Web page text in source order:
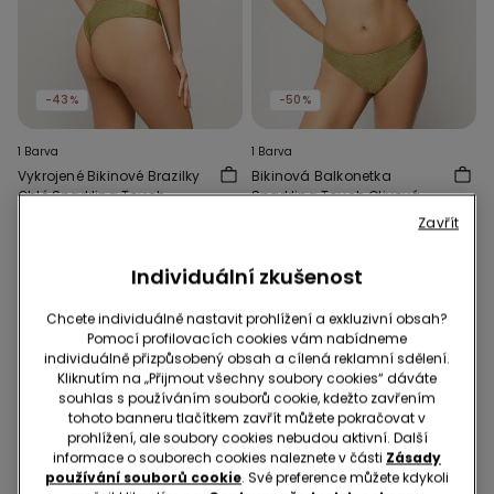
-43%
1 Barva
Vykrojené Bikinové Brazilky
Oblé Sparkling Touch
-50%
1 Barva
Bikinová Balkonetka
Sparkling Touch Olivová
-50%
Individuální zkušenost
Chcete individuálně nastavit prohlížení a exkluzivní obsah?
Pomocí profilovacích cookies vám nabídneme
individuálně přizpůsobený obsah a cílená reklamní sdělení.
Kliknutím na „Přijmout všechny soubory cookies“ dáváte
souhlas s používáním souborů cookie, kdežto zavřením
tohoto banneru tlačítkem zavřít můžete pokračovat v
prohlížení, ale soubory cookies nebudou aktivní. Další
informace o souborech cookies naleznete v části Zásady
používání souborů cookie. Své preference můžete kdykoli
Zavřít